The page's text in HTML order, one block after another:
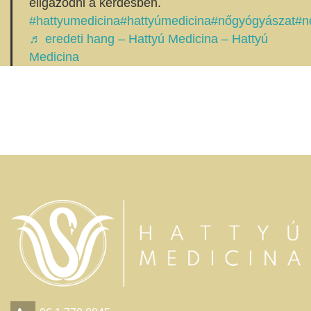
#hattyumedicina#hattyúmedicina#nőgyógyászat
♬ eredeti hang – Hattyú Medicina – Hattyú
Medicina